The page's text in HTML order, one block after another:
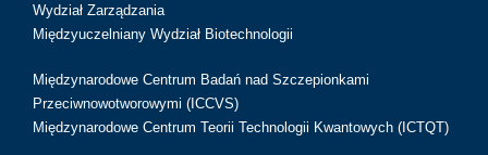
Wydział Zarządzania
Międzyuczelniany Wydział Biotechnologii
Międzynarodowe Centrum Badań nad Szczepionkami
Przeciwnowotworowymi (ICCVS)
Międzynarodowe Centrum Teorii Technologii Kwantowych (ICTQT)